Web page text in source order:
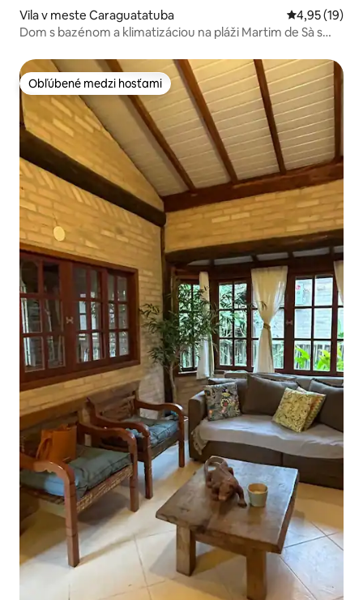
Vila v meste Caraguatatuba Priemerné
4,95 (19)
Dom s bazénom a klimatizáciou na pláži Martim de Sà s
Obľúbené medzi hosťami
Obľúbené medzi hosťami